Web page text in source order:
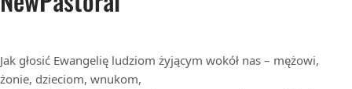
Jak głosić Ewangelię ludziom żyjącym wokół nas – mężowi,
żonie, dzieciom, wnukom,